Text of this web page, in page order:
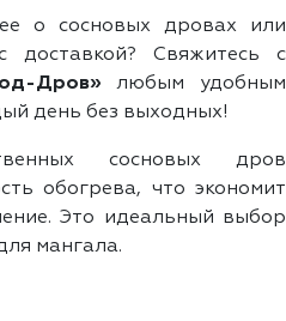
о сосновых дровах или
доставкой? Свяжитесь с
Дров» любым удобным
день без выходных!
сосновых дров
обогрева, что экономит
Это идеальный выбор
мангала.